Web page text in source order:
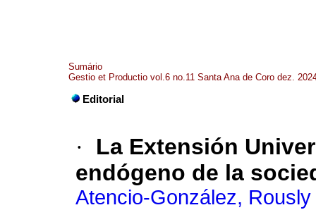
Sumário
Gestio et Productio vol.6 no.11 Santa Ana de Coro dez.
Editorial
·
La Extensión
endógeno de la
Atencio-González,